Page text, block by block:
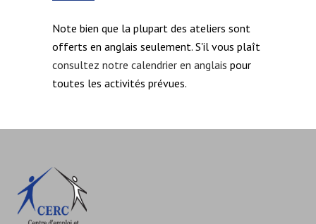
Note bien que la plupart des ateliers sont
offerts en anglais seulement. S'il vous plaît
consultez notre calendrier en anglais pour
toutes les activités prévues.